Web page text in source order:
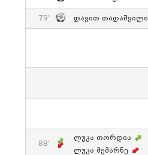
79' Დავით Თადაშვილი
88'
Ლუკა Თორდია
Ლუკა Მემარნე